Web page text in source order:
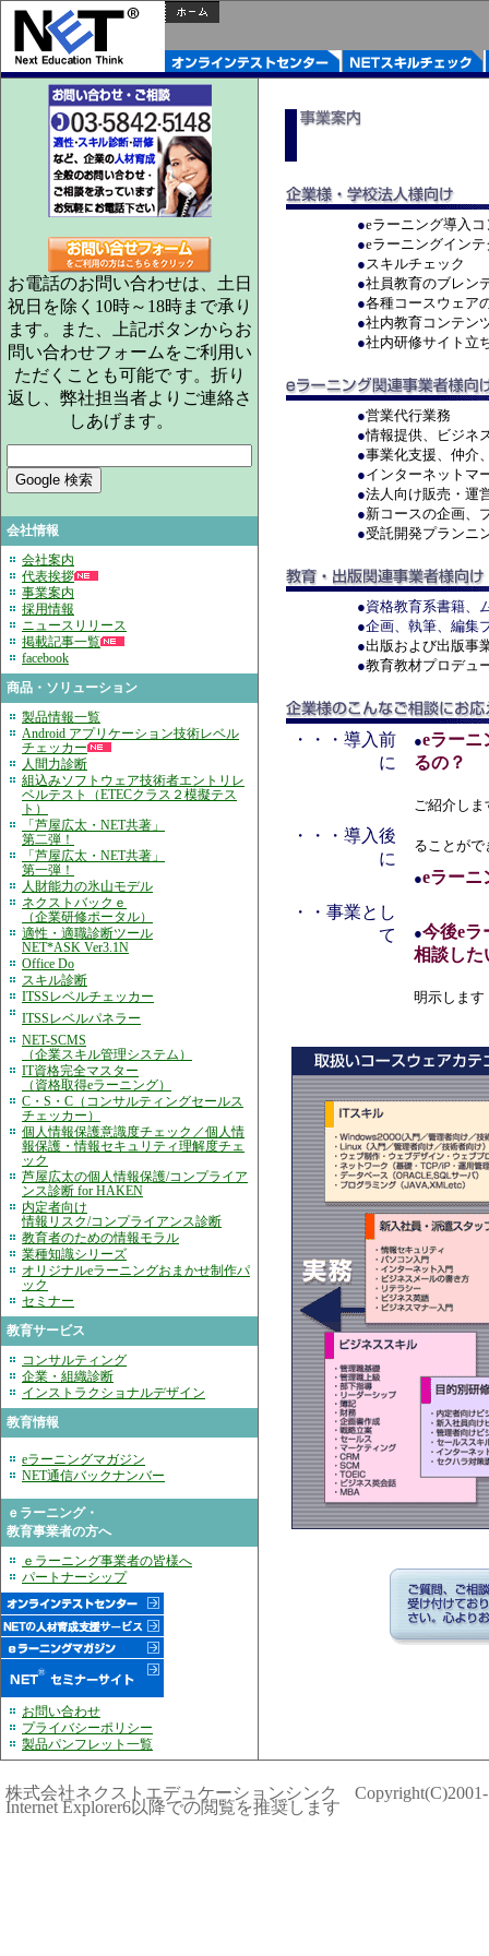
お電話のお問い合わせは、土日
祝日を除く10時～18時まで承り
ます。また、上記ボタンからお
問い合わせフォームをご利用い
ただくことも可能で す。折り
返し、弊社担当者よりご連絡さ
しあげます。
会社情報
会社案内
代表挨拶
事業案内
採用情報
ニュースリリース
掲載記事一覧
facebook
商品・ソリューション
製品情報一覧
Android アプリケーション技術レベル
チェッカー
人間力診断
組込みソフトウェア技術者エントリレ
ベルテスト（ETECクラス２模擬テス
ト）
「芦屋広太・NET共著」
第二弾！
「芦屋広太・NET共著」
第一弾！
人財能力の氷山モデル
ネクストバックｅ
（企業研修ポータル）
適性・適職診断ツール
NET*ASK Ver3.1N
Office Do
スキル診断
ITSSレベルチェッカー
ITSSレベルパネラー
NET-SCMS
（企業スキル管理システム）
IT資格完全マスター
（資格取得eラーニング）
C・S・C（コンサルティングセールス
チェッカー）
個人情報保護意識度チェック／個人情
報保護・情報セキュリティ理解度チェ
ック
芦屋広太の個人情報保護/コンプライア
ンス診断 for HAKEN
内定者向け
情報リスク/コンプライアンス診断
教育者のための情報モラル
業種知識シリーズ
オリジナルeラーニングおまかせ制作パ
ック
セミナー
教育サービス
コンサルティング
企業・組織診断
インストラクショナルデザイン
教育情報
eラーニングマガジン
NET通信バックナンバー
ｅラーニング・
教育事業者の方へ
ｅラーニング事業者の皆様へ
パートナーシップ
お問い合わせ
プライバシーポリシー
製品パンフレット一覧
●eラーニング導入
●eラーニングイン
●スキルチェック
●社員教育のブレン
●各種コースウェア
●社内教育コンテン
●社内研修サイト立
●営業代行業務
●情報提供、ビジネ
●事業化支援、仲介
●インターネットマ
●法人向け販売・運
●新コースの企画、
●受託開発プランニ
●資格教育系書籍、
●企画、執筆、編集
●出版および出版事
●教育教材プロデュ
・・・導入前
に
・・・導入後
に
・・事業とし
て
●eラーニ
るの？
ご紹介しま
ることがで
●eラーニ
●今後eラ
相談した
明示します
株式会社ネクストエデュケーションシンク Copyright(C)2001-
Internet Explorer6以降での閲覧を推奨します